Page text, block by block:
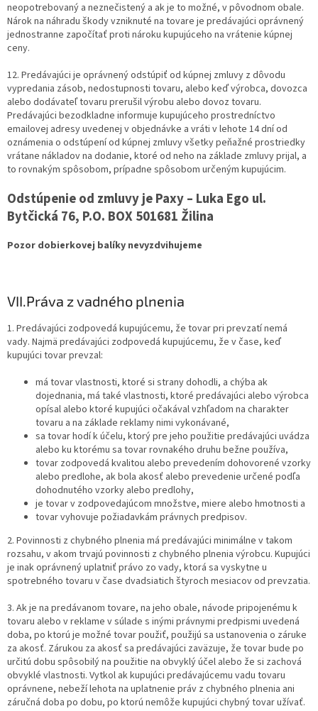
neopotrebovaný a neznečistený a ak je to možné, v pôvodnom obale.
Nárok na náhradu škody vzniknuté na tovare je predávajúci oprávnený
jednostranne započítať proti nároku kupujúceho na vrátenie kúpnej
ceny.
12. Predávajúci je oprávnený odstúpiť od kúpnej zmluvy z dôvodu
vypredania zásob, nedostupnosti tovaru, alebo keď výrobca, dovozca
alebo dodávateľ tovaru prerušil výrobu alebo dovoz tovaru.
Predávajúci bezodkladne informuje kupujúceho prostredníctvo
emailovej adresy uvedenej v objednávke a vráti v lehote 14 dní od
oznámenia o odstúpení od kúpnej zmluvy všetky peňažné prostriedky
vrátane nákladov na dodanie, ktoré od neho na základe zmluvy prijal, a
to rovnakým spôsobom, prípadne spôsobom určeným kupujúcim.
Odstúpenie od zmluvy je Paxy – Luka Ego ul.
Bytčická 76, P.O. BOX 501681 Žilina
Pozor dobierkovej balíky nevyzdvihujeme
VII.Práva z vadného plnenia
1. Predávajúci zodpovedá kupujúcemu, že tovar pri prevzatí nemá
vady. Najmä predávajúci zodpovedá kupujúcemu, že v čase, keď
kupujúci tovar prevzal:
má tovar vlastnosti, ktoré si strany dohodli, a chýba ak
dojednania, má také vlastnosti, ktoré predávajúci alebo výrobca
opísal alebo ktoré kupujúci očakával vzhľadom na charakter
tovaru a na základe reklamy nimi vykonávané,
sa tovar hodí k účelu, ktorý pre jeho použitie predávajúci uvádza
alebo ku ktorému sa tovar rovnakého druhu bežne používa,
tovar zodpovedá kvalitou alebo prevedením dohovorené vzorky
alebo predlohe, ak bola akosť alebo prevedenie určené podľa
dohodnutého vzorky alebo predlohy,
je tovar v zodpovedajúcom množstve, miere alebo hmotnosti a
tovar vyhovuje požiadavkám právnych predpisov.
2. Povinnosti z chybného plnenia má predávajúci minimálne v takom
rozsahu, v akom trvajú povinnosti z chybného plnenia výrobcu. Kupujúci
je inak oprávnený uplatniť právo zo vady, ktorá sa vyskytne u
spotrebného tovaru v čase dvadsiatich štyroch mesiacov od prevzatia.
3. Ak je na predávanom tovare, na jeho obale, návode pripojenému k
tovaru alebo v reklame v súlade s inými právnymi predpismi uvedená
doba, po ktorú je možné tovar použiť, použijú sa ustanovenia o záruke
za akosť. Zárukou za akosť sa predávajúci zaväzuje, že tovar bude po
určitú dobu spôsobilý na použitie na obvyklý účel alebo že si zachová
obvyklé vlastnosti. Vytkol ak kupujúci predávajúcemu vadu tovaru
oprávnene, nebeží lehota na uplatnenie práv z chybného plnenia ani
záručná doba po dobu, po ktorú nemôže kupujúci chybný tovar užívať.